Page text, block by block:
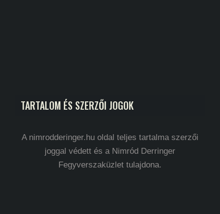
TARTALOM ÉS SZERZŐI JOGOK
A nimrodderinger.hu oldal teljes tartalma szerzői
joggal védett és a Nimród Derringer
Fegyverszaküzlet tulajdona.